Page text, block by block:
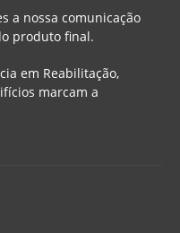
a nossa comunicação
produto final.
em Reabilitação,
marcam a